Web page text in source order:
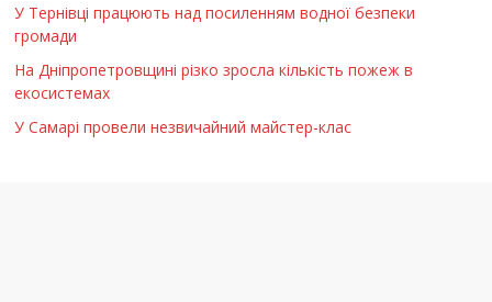
У Тернівці працюють над посиленням водної безпеки
громади
На Дніпропетровщині різко зросла кількість пожеж в
екосистемах
У Самарі провели незвичайний майстер-клас